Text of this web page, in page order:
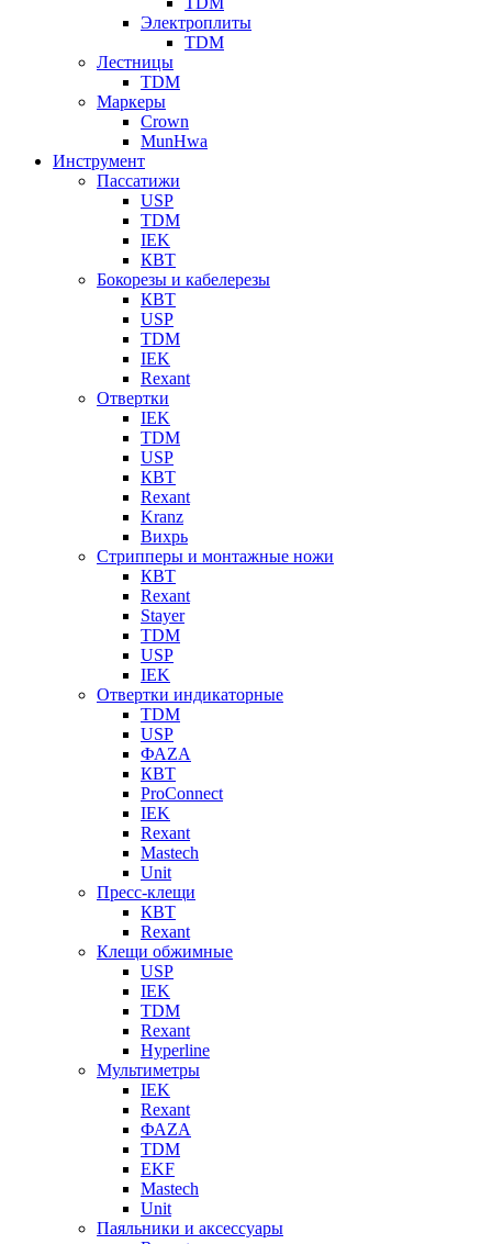
Электроплиты
TDM
Лестницы
TDM
Маркеры
Crown
MunHwa
Инструмент
Пассатижи
USP
TDM
IEK
КВТ
Бокорезы и кабелерезы
КВТ
USP
TDM
IEK
Rexant
Отвертки
IEK
TDM
USP
КВТ
Rexant
Kranz
Вихрь
Стрипперы и монтажные ножи
КВТ
Rexant
Stayer
TDM
USP
IEK
Отвертки индикаторные
TDM
USP
ФАZА
КВТ
ProConnect
IEK
Rexant
Mastech
Unit
Пресс-клещи
КВТ
Rexant
Клещи обжимные
USP
IEK
TDM
Rexant
Hyperline
Мультиметры
IEK
Rexant
ФАZА
TDM
EKF
Mastech
Unit
Паяльники и аксессуары